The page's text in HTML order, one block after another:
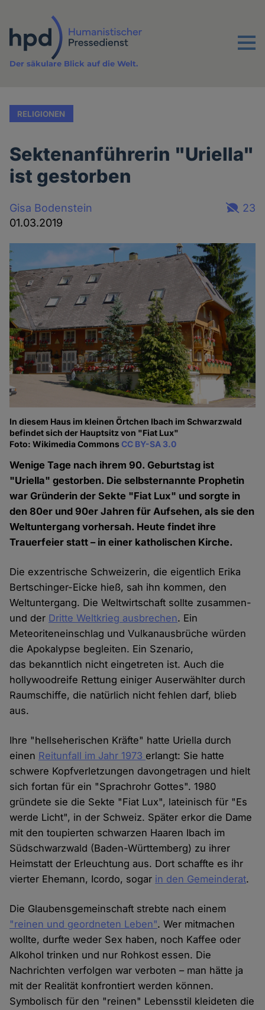
Inhalt
Menu
Der säkulare Blick auf die Welt.
RELIGIONEN
Sektenanführerin "Uriella"
ist gestorben
Gisa Bodenstein
01.03.2019
23
In diesem Haus im kleinen Örtchen Ibach im Schwarzwald
befindet sich der Hauptsitz von "Fiat Lux"
Foto: Wikimedia CommonsCC BY-SA 3.0
Wenige Tage nach ihrem 90. Geburtstag ist
"Uriella" gestorben. Die selbsternannte Prophetin
war Gründerin der Sekte "Fiat Lux" und sorgte in
den 80er und 90er Jahren für Aufsehen, als sie den
Weltuntergang vorhersah. Heute findet ihre
Trauerfeier statt – in einer katholischen Kirche.
Die exzentrische Schweizerin, die eigentlich Erika
Bertschinger-Eicke hieß, sah ihn kommen, den
Weltuntergang. Die Weltwirtschaft sollte zusammen-
und der Dritte Weltkrieg ausbrechen. Ein
Meteoriteneinschlag und Vulkanausbrüche würden
die Apokalypse begleiten. Ein Szenario,
das bekanntlich nicht eingetreten ist. Auch die
hollywoodreife Rettung einiger Auserwählter durch
Raumschiffe, die natürlich nicht fehlen darf, blieb
aus.
Ihre "hellseherischen Kräfte" hatte Uriella durch
einen Reitunfall im Jahr 1973 erlangt: Sie hatte
schwere Kopfverletzungen davongetragen und hielt
sich fortan für ein "Sprachrohr Gottes". 1980
gründete sie die Sekte "Fiat Lux", lateinisch für "Es
werde Licht", in der Schweiz. Später erkor die Dame
mit den toupierten schwarzen Haaren Ibach im
Südschwarzwald (Baden-Württemberg) zu ihrer
Heimstatt der Erleuchtung aus. Dort schaffte es ihr
vierter Ehemann, Icordo, sogar in den Gemeinderat.
Die Glaubensgemeinschaft strebte nach einem
"reinen und geordneten Leben". Wer mitmachen
wollte, durfte weder Sex haben, noch Kaffee oder
Alkohol trinken und nur Rohkost essen. Die
Nachrichten verfolgen war verboten – man hätte ja
mit der Realität konfrontiert werden können.
Symbolisch für den "reinen" Lebensstil kleideten die